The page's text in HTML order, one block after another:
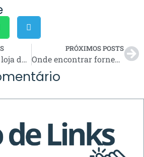
Onde encontrar loja de ferramentas em Itatiba?
PRÓXIMOS POSTS
Onde encontrar fornecedores de unidade hidráulica e válvulas pneumáticas?